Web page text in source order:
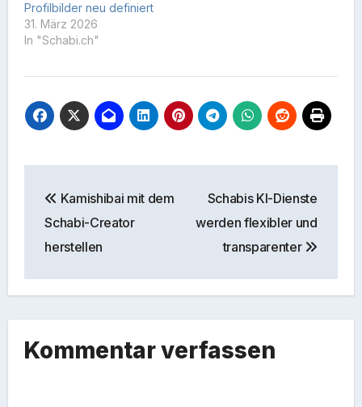
Profilbilder neu definiert
31. März 2026
In "Schabi.ch"
Kamishibai mit dem
Schabi-Creator
herstellen
Schabis KI-Dienste
werden flexibler und
transparenter
Kommentar verfassen